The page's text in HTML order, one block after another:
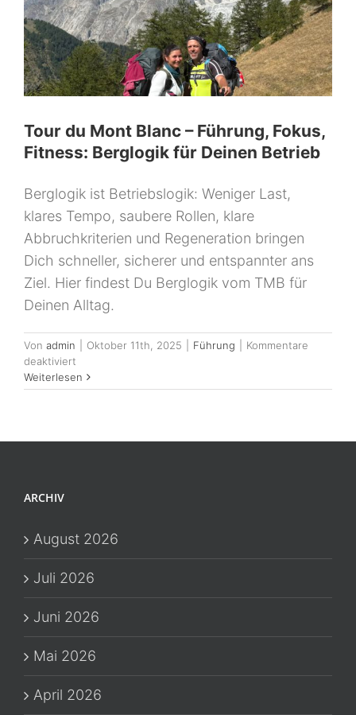
machen
Tour du Mont Blanc – Führung, Fokus,
Fitness: Berglogik für Deinen Betrieb
Berglogik ist Betriebslogik: Weniger Last,
klares Tempo, saubere Rollen, klare
Abbruchkriterien und Regeneration bringen
Dich schneller, sicherer und entspannter ans
Ziel. Hier findest Du Berglogik vom TMB für
Deinen Alltag.
Von admin Oktober 11th, 2025 Führung
Kommentare
deaktiviert
Tour
du
–
Deinen
Weiterlesen
ARCHIV
August 2026
Juli 2026
Juni 2026
Mai 2026
April 2026